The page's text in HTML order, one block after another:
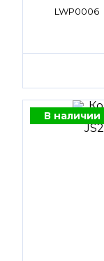
LWP0006
В наличии